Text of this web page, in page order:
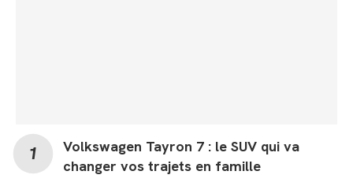
Volkswagen Tayron 7 : le SUV qui va
changer vos trajets en famille